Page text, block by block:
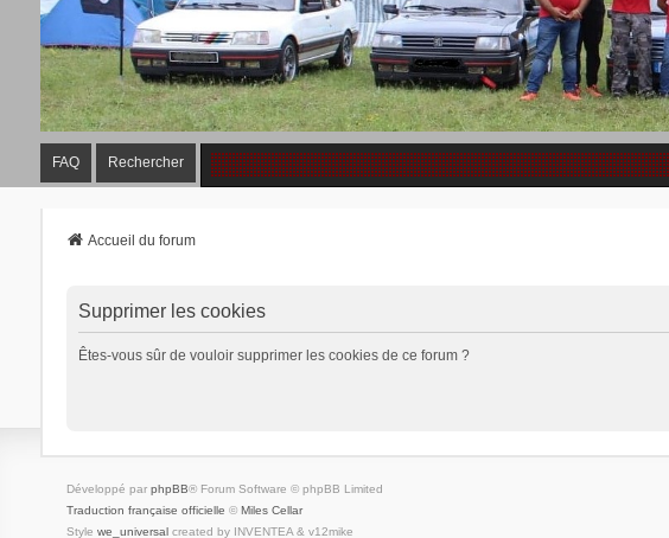
FAQ Rechercher
Accueil du forum
Supprimer les cookies
Êtes-vous sûr de vouloir supprimer les cookies de ce forum ?
Développé par phpBB® Forum Software © phpBB Limited
Traduction française officielle © Miles Cellar
Style we_universalcreated by INVENTEA & v12mike